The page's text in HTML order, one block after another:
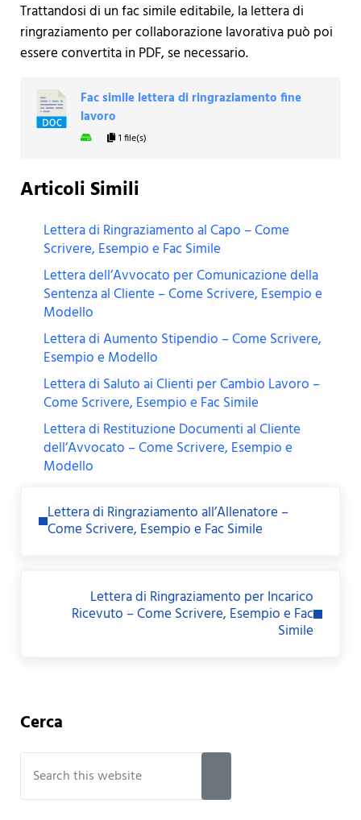
Trattandosi di un fac simile editabile, la lettera di
ringraziamento per collaborazione lavorativa può poi
essere convertita in PDF, se necessario.
Fac simile lettera di ringraziamento fine
lavoro
1 file(s)
Articoli Simili
Lettera di Ringraziamento al Capo – Come
Scrivere, Esempio e Fac Simile
Lettera dell’Avvocato per Comunicazione della
Sentenza al Cliente – Come Scrivere, Esempio e
Modello
Lettera di Aumento Stipendio – Come Scrivere,
Esempio e Modello
Lettera di Saluto ai Clienti per Cambio Lavoro –
Come Scrivere, Esempio e Fac Simile
Lettera di Restituzione Documenti al Cliente
dell’Avvocato – Come Scrivere, Esempio e
Modello
Lettera di Ringraziamento all’Allenatore –
Come Scrivere, Esempio e Fac Simile
Lettera di Ringraziamento per Incarico
Ricevuto – Come Scrivere, Esempio e Fac
Simile
Sidebar
Cerca